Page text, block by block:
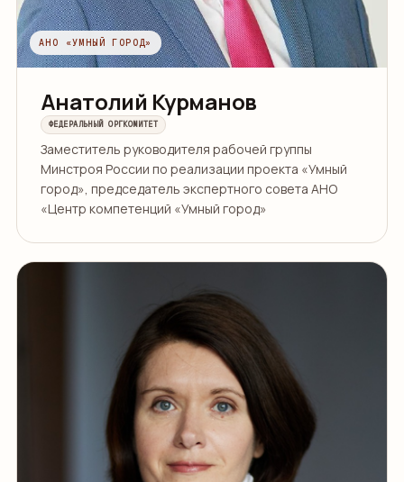
АНО «УМНЫЙ ГОРОД»
Анатолий Курманов
ФЕДЕРАЛЬНЫЙ ОРГКОМИТЕТ
Заместитель руководителя рабочей группы
Минстроя России по реализации проекта «Умный
город», председатель экспертного совета АНО
«Центр компетенций «Умный город»